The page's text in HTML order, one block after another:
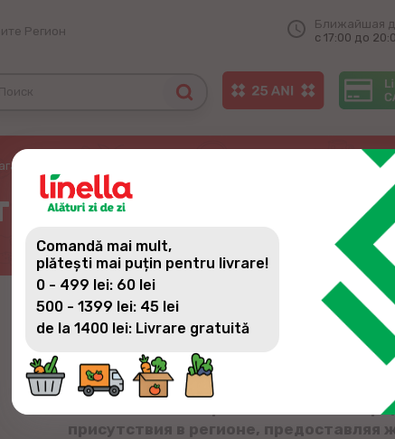
Регион
Ближайшая
с 17:00 до
в Дрокии.
ТРЕТИЙ МАГАЗИН В
Linella открывает третий магазин в
по всей стране!
С этим новым открытием компания
присутствия в регионе,
Comandă mai mult,
plătești mai puțin pentru livrare!
0 - 499 lei: 60 lei
500 - 1399 lei: 45 lei
de la 1400 lei: Livrare gratuită